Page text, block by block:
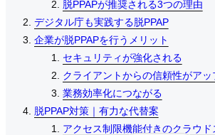
脱PPAPが推奨される3つの理由
脱PPAPが推奨される3つの理由
脱PPAPが推奨される3つの理由
デジタル庁も実践する脱PPAP
デジタル庁も実践する脱PPAP
デジタル庁も実践する脱PPAP
企業が脱PPAPを行うメリット
企業が脱PPAPを行うメリット
企業が脱PPAPを行うメリット
セキュリティが強化される
セキュリティが強化される
セキュリティが強化される
クライアントからの信頼性がアッ
クライアントからの信頼性がアッ
クライアントからの信頼性がアッ
業務効率化につながる
業務効率化につながる
業務効率化につながる
脱PPAP対策｜有力な代替案
脱PPAP対策｜有力な代替案
脱PPAP対策｜有力な代替案
アクセス制限機能付きのクラウド
アクセス制限機能付きのクラウド
アクセス制限機能付きのクラウド